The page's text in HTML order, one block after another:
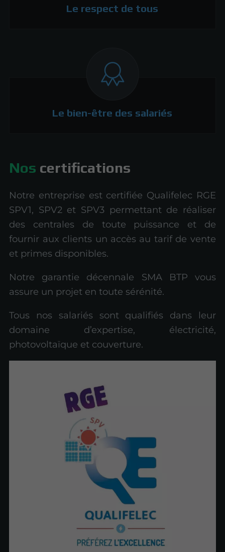
Le respect de tous
Le bien-être des salariés
Nos certifications
Notre entreprise est certifiée Qualifelec RGE
SPV1, SPV2 et SPV3 permettant de réaliser
des centrales de toute puissance et de
fournir aux clients un accès au tarif de vente
et primes disponibles.
Notre garantie décennale SMA BTP vous
assure un projet en toute sérénité.
Tous nos salariés sont qualifiés dans leur
domaine d’expertise, électricité,
photovoltaïque et couverture.